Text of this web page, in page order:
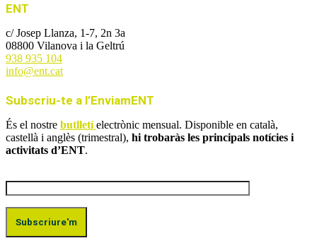
ENT
c/ Josep Llanza, 1-7, 2n 3a
08800 Vilanova i la Geltrú
938 935 104
info@ent.cat
Subscriu-te a l’EnviamENT
És el nostre butlletí electrònic mensual. Disponible en català,
castellà i anglès (trimestral), hi trobaràs les principals notícies i
activitats d’ENT.